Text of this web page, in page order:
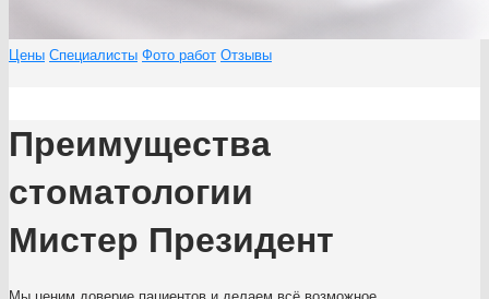
Цены Специалисты Фото работ Отзывы
Преимущества
стоматологии
Мистер Президент